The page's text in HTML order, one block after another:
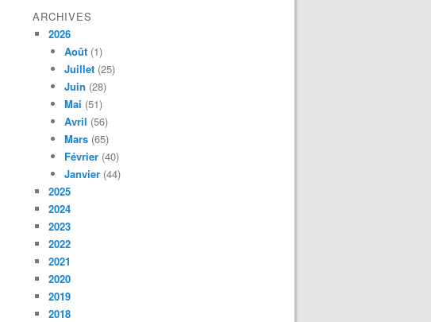
ARCHIVES
2026
Août (1)
Juillet (25)
Juin (28)
Mai (51)
Avril (56)
Mars (65)
Février (40)
Janvier (44)
2025
2024
2023
2022
2021
2020
2019
2018